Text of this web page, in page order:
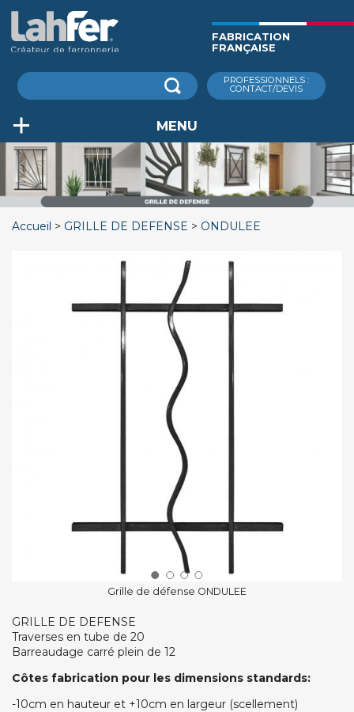
contenu
principal
Rechercher
PROFESSIONNELS :
CONTACT/DEVIS
MENU
FABRICATION
FRANÇAISE
Accueil GRILLE DE DEFENSE ONDULEE
Grille de défense ONDULEE
GRILLE DE DEFENSE
Traverses en tube de 20
Barreaudage carré plein de 12
Côtes fabrication pour les dimensions standards:
-10cm en hauteur et +10cm en largeur (scellement)